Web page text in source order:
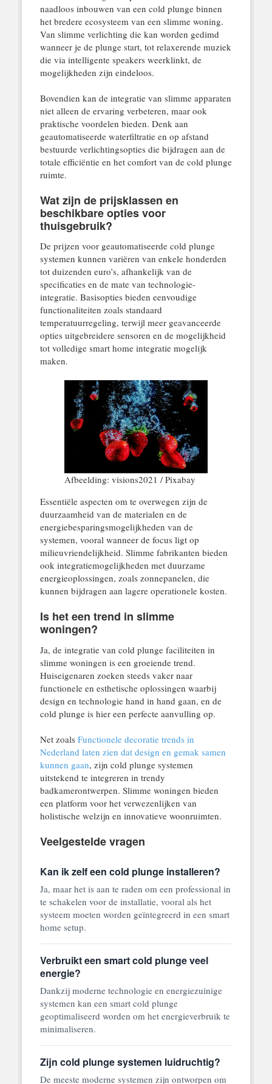
naadloos inbouwen van een cold plunge binnen
het bredere ecosysteem van een slimme woning.
Van slimme verlichting die kan worden gedimd
wanneer je de plunge start, tot relaxerende muziek
die via intelligente speakers weerklinkt, de
mogelijkheden zijn eindeloos.
Bovendien kan de integratie van slimme apparaten
niet alleen de ervaring verbeteren, maar ook
praktische voordelen bieden. Denk aan
geautomatiseerde waterfiltratie en op afstand
bestuurde verlichtingsopties die bijdragen aan de
totale efficiëntie en het comfort van de cold plunge
ruimte.
Wat zijn de prijsklassen en
beschikbare opties voor
thuisgebruik?
De prijzen voor geautomatiseerde cold plunge
systemen kunnen variëren van enkele honderden
tot duizenden euro’s, afhankelijk van de
specificaties en de mate van technologie-
integratie. Basisopties bieden eenvoudige
functionaliteiten zoals standaard
temperatuurregeling, terwijl meer geavanceerde
opties uitgebreidere sensoren en de mogelijkheid
tot volledige smart home integratie mogelijk
maken.
Afbeelding: visions2021 / Pixabay
Essentiële aspecten om te overwegen zijn de
duurzaamheid van de materialen en de
energiebesparingsmogelijkheden van de
systemen, vooral wanneer de focus ligt op
milieuvriendelijkheid. Slimme fabrikanten bieden
ook integratiemogelijkheden met duurzame
energieoplossingen, zoals zonnepanelen, die
kunnen bijdragen aan lagere operationele kosten.
Is het een trend in slimme
woningen?
Ja, de integratie van cold plunge faciliteiten in
slimme woningen is een groeiende trend.
Huiseigenaren zoeken steeds vaker naar
functionele en esthetische oplossingen waarbij
design en technologie hand in hand gaan, en de
cold plunge is hier een perfecte aanvulling op.
Net zoals Functionele decoratie trends in
Nederland laten zien dat design en gemak samen
kunnen gaan, zijn cold plunge systemen
uitstekend te integreren in trendy
badkamerontwerpen. Slimme woningen bieden
een platform voor het verwezenlijken van
holistische welzijn en innovatieve woonruimten.
Veelgestelde vragen
Kan ik zelf een cold plunge installeren?
Ja, maar het is aan te raden om een professional in
te schakelen voor de installatie, vooral als het
systeem moeten worden geïntegreerd in een smart
home setup.
Verbruikt een smart cold plunge veel
energie?
Dankzij moderne technologie en energiezuinige
systemen kan een smart cold plunge
geoptimaliseerd worden om het energieverbruik te
minimaliseren.
Zijn cold plunge systemen luidruchtig?
De meeste moderne systemen zijn ontworpen om